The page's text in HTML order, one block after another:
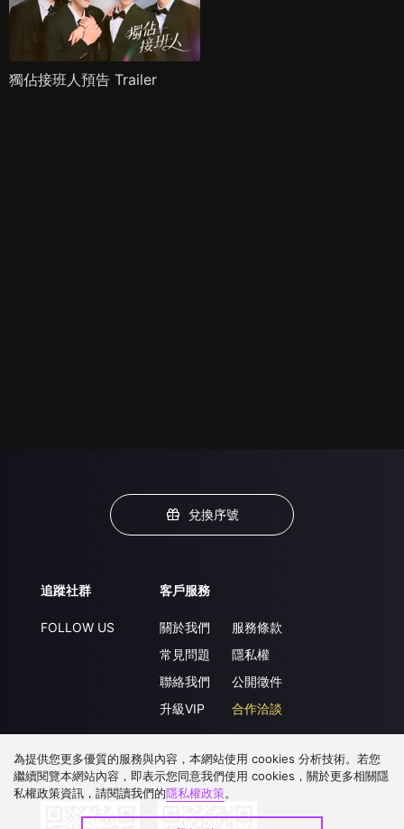
獨佔接班人預告 Trailer
兌換序號
追蹤社群
FOLLOW US
客戶服務
關於我們
常見問題
聯絡我們
升級VIP
服務條款
隱私權
公開徵件
合作洽談
下載 APP
為提供您更多優質的服務與內容，本網站使用 cookies 分析技術。若您
繼續閱覽本網站內容，即表示您同意我們使用 cookies，關於更多相關隱
私權政策資訊，請閱讀我們的隱私權政策。